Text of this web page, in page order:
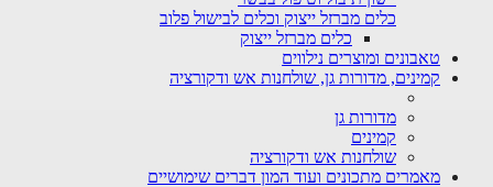
כלים מברזל ייצוק וכלים לבישול פלוב
כלים מברזל ייצוק
טאבונים ומוצרים נילווים
קמינים, מדורות גן, שולחנות אש ודקורציה
מדורות גן
קמינים
שולחנות אש ודקורציה
מאמרים מתכונים ועוד המון דברים שימושיים